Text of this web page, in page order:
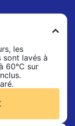
les
sont lavés à
60°C sur